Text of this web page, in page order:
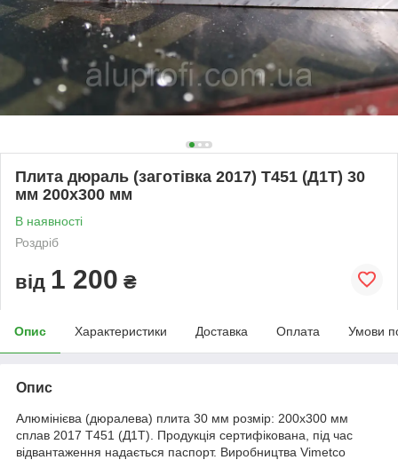
Плита дюраль (заготівка 2017) T451 (Д1Т) 30
мм 200х300 мм
В наявності
Роздріб
від 1 200 ₴
Опис Характеристики Доставка Оплата Умови
Опис
Алюмінієва (дюралева) плита 30 мм розмір: 200х300 мм
сплав 2017 Т451 (Д1Т). Продукція сертифікована, під час
відвантаження надається паспорт. Виробництва Vimetco